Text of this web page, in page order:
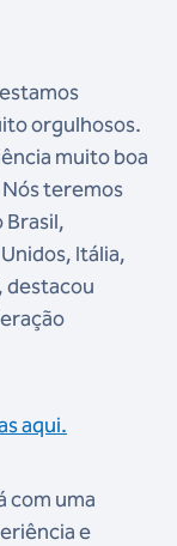
orgulhosos.
muito boa
teremos
Brasil,
Itália,
destacou
aqui.
com uma
e